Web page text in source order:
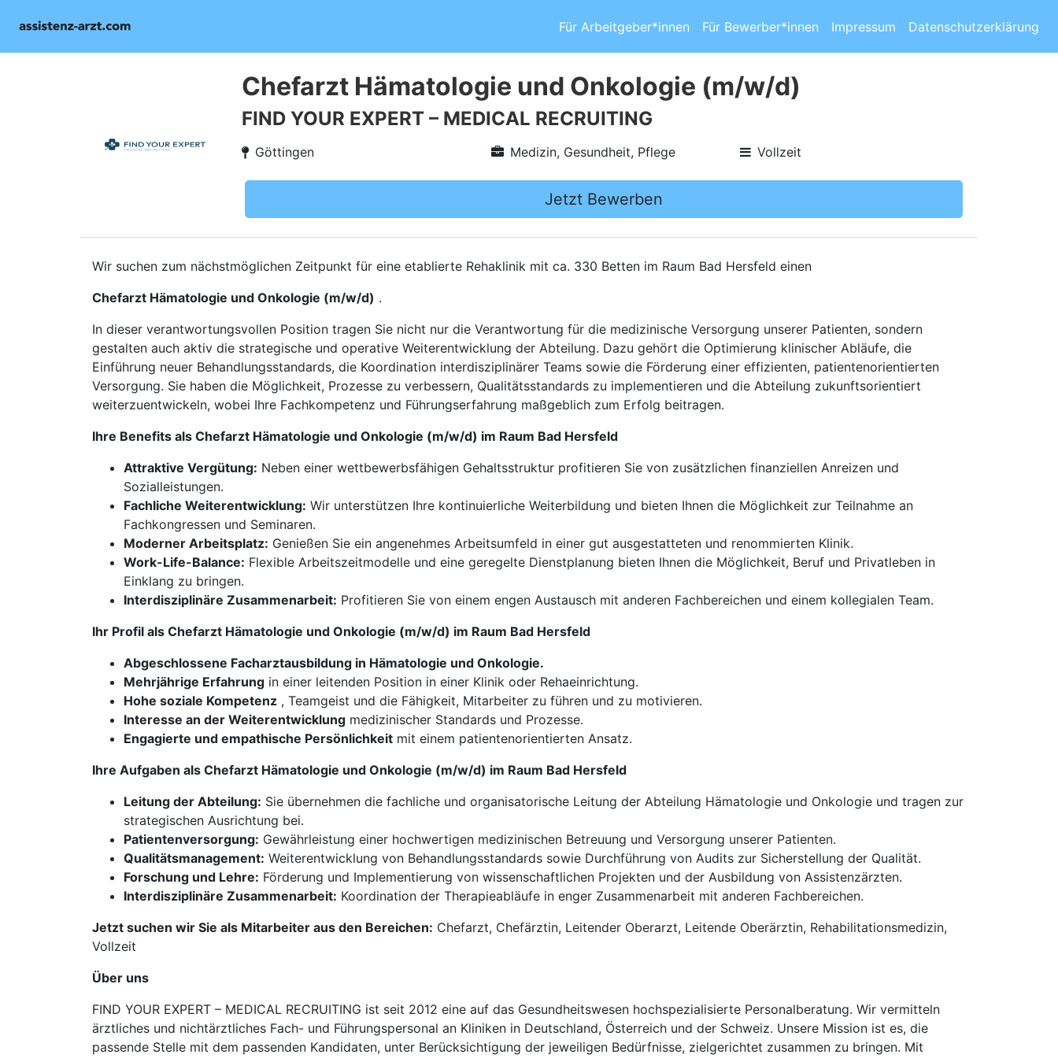
Für Arbeitgeber*innen Für Bewerber*innen Impressum Datenschutzerklärung
Chefarzt Hämatologie und Onkologie (m/w/d)
FIND YOUR EXPERT – MEDICAL RECRUITING
Göttingen Medizin, Gesundheit, Pflege Vollzeit
Jetzt Bewerben
Wir suchen zum nächstmöglichen Zeitpunkt für eine etablierte Rehaklinik mit ca. 330 Betten im Raum Bad Hersfeld einen
Chefarzt Hämatologie und Onkologie (m/w/d) .
In dieser verantwortungsvollen Position tragen Sie nicht nur die Verantwortung für die medizinische Versorgung unserer Patienten, sondern
gestalten auch aktiv die strategische und operative Weiterentwicklung der Abteilung. Dazu gehört die Optimierung klinischer Abläufe, die
Einführung neuer Behandlungsstandards, die Koordination interdisziplinärer Teams sowie die Förderung einer effizienten, patientenorientierten
Versorgung. Sie haben die Möglichkeit, Prozesse zu verbessern, Qualitätsstandards zu implementieren und die Abteilung zukunftsorientiert
weiterzuentwickeln, wobei Ihre Fachkompetenz und Führungserfahrung maßgeblich zum Erfolg beitragen.
Ihre Benefits als Chefarzt Hämatologie und Onkologie (m/w/d) im Raum Bad Hersfeld
Attraktive Vergütung: Neben einer wettbewerbsfähigen Gehaltsstruktur profitieren Sie von zusätzlichen finanziellen Anreizen und
Sozialleistungen.
Fachliche Weiterentwicklung: Wir unterstützen Ihre kontinuierliche Weiterbildung und bieten Ihnen die Möglichkeit zur Teilnahme an
Fachkongressen und Seminaren.
Moderner Arbeitsplatz: Genießen Sie ein angenehmes Arbeitsumfeld in einer gut ausgestatteten und renommierten Klinik.
Work-Life-Balance: Flexible Arbeitszeitmodelle und eine geregelte Dienstplanung bieten Ihnen die Möglichkeit, Beruf und Privatleben in
Einklang zu bringen.
Interdisziplinäre Zusammenarbeit: Profitieren Sie von einem engen Austausch mit anderen Fachbereichen und einem kollegialen Team.
Ihr Profil als Chefarzt Hämatologie und Onkologie (m/w/d) im Raum Bad Hersfeld
Abgeschlossene Facharztausbildung in Hämatologie und Onkologie.
Mehrjährige Erfahrung in einer leitenden Position in einer Klinik oder Rehaeinrichtung.
Hohe soziale Kompetenz , Teamgeist und die Fähigkeit, Mitarbeiter zu führen und zu motivieren.
Interesse an der Weiterentwicklung medizinischer Standards und Prozesse.
Engagierte und empathische Persönlichkeit mit einem patientenorientierten Ansatz.
Ihre Aufgaben als Chefarzt Hämatologie und Onkologie (m/w/d) im Raum Bad Hersfeld
Leitung der Abteilung: Sie übernehmen die fachliche und organisatorische Leitung der Abteilung Hämatologie und Onkologie und tragen zur
strategischen Ausrichtung bei.
Patientenversorgung: Gewährleistung einer hochwertigen medizinischen Betreuung und Versorgung unserer Patienten.
Qualitätsmanagement: Weiterentwicklung von Behandlungsstandards sowie Durchführung von Audits zur Sicherstellung der Qualität.
Forschung und Lehre: Förderung und Implementierung von wissenschaftlichen Projekten und der Ausbildung von Assistenzärzten.
Interdisziplinäre Zusammenarbeit: Koordination der Therapieabläufe in enger Zusammenarbeit mit anderen Fachbereichen.
Jetzt suchen wir Sie als Mitarbeiter aus den Bereichen: Chefarzt, Chefärztin, Leitender Oberarzt, Leitende Oberärztin, Rehabilitationsmedizin,
Vollzeit
Über uns
FIND YOUR EXPERT – MEDICAL RECRUITING ist seit 2012 eine auf das Gesundheitswesen hochspezialisierte Personalberatung. Wir vermitteln
ärztliches und nichtärztliches Fach- und Führungspersonal an Kliniken in Deutschland, Österreich und der Schweiz. Unsere Mission ist es, die
passende Stelle mit dem passenden Kandidaten, unter Berücksichtigung der jeweiligen Bedürfnisse, zielgerichtet zusammen zu bringen. Mit